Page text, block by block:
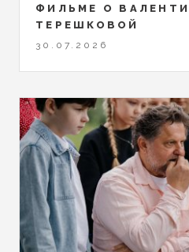
ФИЛЬМЕ О
ТЕРЕШКОВОЙ
30.07.2026